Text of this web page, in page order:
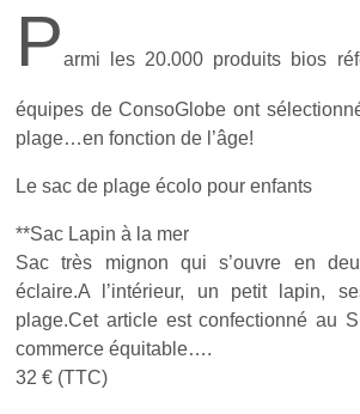
Parmi les 20.000 produits bios
équipes de ConsoGlobe ont
plage…en fonction de l’âge!
Le sac de plage écolo pour enfants
**Sac Lapin à la mer
Sac très mignon qui s’ouvre en
éclaire.A l’intérieur, un petit lapin,
plage.Cet article est confectionné au
commerce équitable….
32 € (TTC)